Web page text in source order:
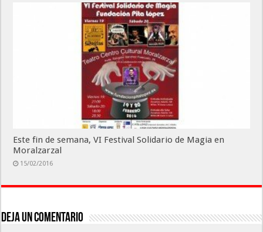
Este fin de semana, VI Festival Solidario de Magia en
Moralzarzal
15/02/2016
Deja un comentario